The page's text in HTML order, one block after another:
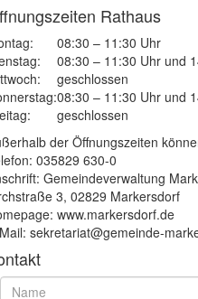
Rathaus
08:30 – 11:30 Uhr
08:30 – 11:30 Uhr und
geschlossen
08:30 – 11:30 Uhr und
geschlossen
der Öffnungszeiten
035829 630-0
Gemeindeverwaltung
3, 02829 Markersdorf
www.markersdorf.de
sekretariat@gemeinde-